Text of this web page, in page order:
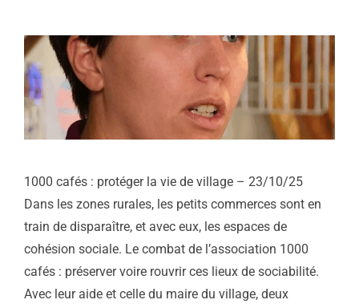
1000 cafés : protéger la vie de village – 23/10/25
Dans les zones rurales, les petits commerces sont en
train de disparaître, et avec eux, les espaces de
cohésion sociale. Le combat de l’association 1000
cafés : préserver voire rouvrir ces lieux de sociabilité.
Avec leur aide et celle du maire du village, deux